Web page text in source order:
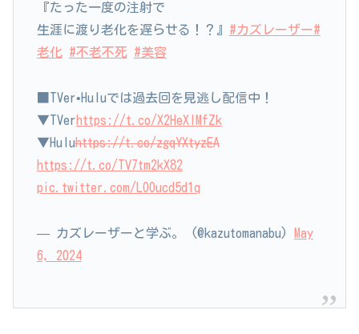
『たった一度の注射で
生涯に渡り老化を遅らせる！？』 #カズレーザー#
老化 #不老不死 #美容
■TVer•Huluでは過去回を見逃し配信中！
▼TVerhttps://t.co/X2HeXIMfZk
▼Huluhttps://t.co/zgqYXtyzEA
https://t.co/TV7tm2kX82
pic.twitter.com/LOOucd5d1q
— カズレーザーと学ぶ。 (@kazutomanabu)
May
6, 2024